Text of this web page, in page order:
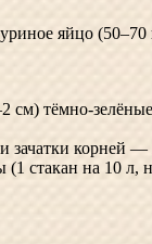
яйцо (50–70
см) тёмно-
зачатки корней —
стакан на 10 л,